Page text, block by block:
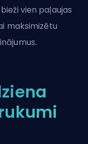
vien paļaujas
maksimizētu